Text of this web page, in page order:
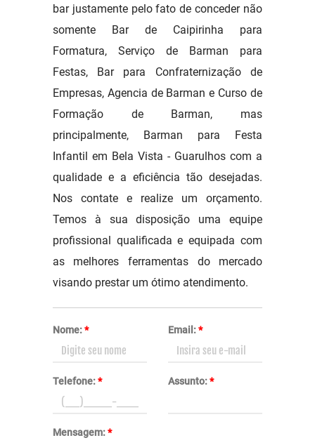
bar justamente pelo fato de conceder não
somente Bar de Caipirinha para
Formatura, Serviço de Barman para
Festas, Bar para Confraternização de
Empresas, Agencia de Barman e Curso de
Formação de Barman, mas
principalmente, Barman para Festa
Infantil em Bela Vista - Guarulhos com a
qualidade e a eficiência tão desejadas.
Nos contate e realize um orçamento.
Temos à sua disposição uma equipe
profissional qualificada e equipada com
as melhores ferramentas do mercado
visando prestar um ótimo atendimento.
Nome:* Email:*
Telefone:* Assunto:*
Mensagem:*